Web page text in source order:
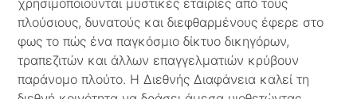
πλούσιους, δυνατούς και διεφθαρμένους έφερε στο
φως το πώς ένα παγκόσμιο δίκτυο δικηγόρων,
τραπεζιτών και άλλων επαγγελματιών κρύβουν
παράνομο πλούτο. Η Διεθνής Διαφάνεια καλεί τη